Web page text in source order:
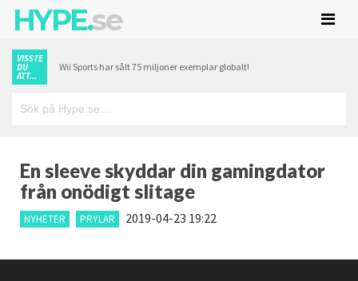
HYPE.se
VISSTE
DU
ATT...
Wii Sports har sålt 75 miljoner exemplar globalt!
En sleeve skyddar din gamingdator
från onödigt slitage
NYHETER PRYLAR 2019-04-23 19:22